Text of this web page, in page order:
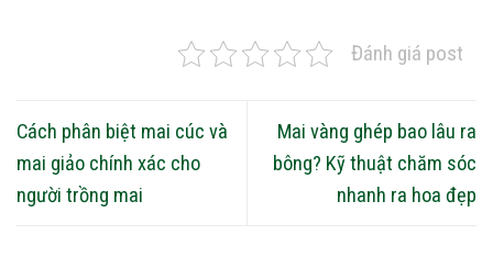
Đánh giá post
Cách phân biệt mai cúc và
mai giảo chính xác cho
người trồng mai
Mai vàng ghép bao lâu ra
bông? Kỹ thuật chăm sóc
nhanh ra hoa đẹp